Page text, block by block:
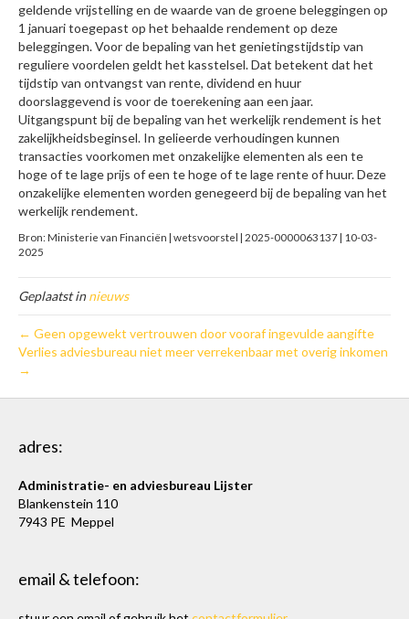
geldende vrijstelling en de waarde van de groene beleggingen op
1 januari toegepast op het behaalde rendement op deze
beleggingen. Voor de bepaling van het genietingstijdstip van
reguliere voordelen geldt het kasstelsel. Dat betekent dat het
tijdstip van ontvangst van rente, dividend en huur
doorslaggevend is voor de toerekening aan een jaar.
Uitgangspunt bij de bepaling van het werkelijk rendement is het
zakelijkheidsbeginsel. In gelieerde verhoudingen kunnen
transacties voorkomen met onzakelijke elementen als een te
hoge of te lage prijs of een te hoge of te lage rente of huur. Deze
onzakelijke elementen worden genegeerd bij de bepaling van het
werkelijk rendement.
Bron: Ministerie van Financiën | wetsvoorstel | 2025-0000063137 | 10-03-
2025
Geplaatst innieuws
← Geen opgewekt vertrouwen door vooraf ingevulde aangifte
Verlies adviesbureau niet meer verrekenbaar met overig inkomen
→
adres:
Administratie- en adviesbureau Lijster
Blankenstein 110
7943 PE Meppel
email & telefoon: